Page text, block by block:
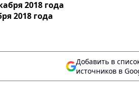
2018 года
2018 года
Добавить в
источников в